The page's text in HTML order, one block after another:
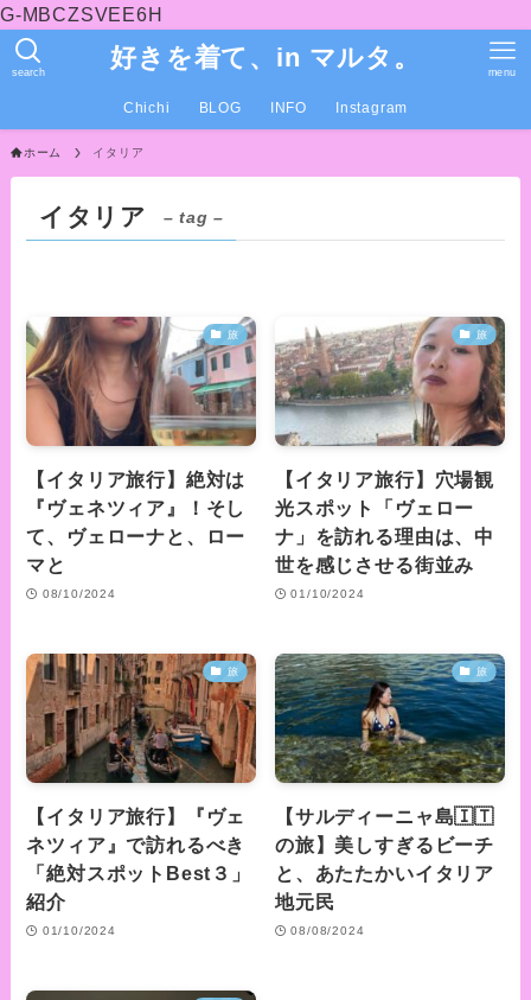
G-MBCZSVEE6H
好きを着て、in マルタ。
search menu
Chichi BLOG INFO Instagram
ホーム イタリア
イタリア – tag –
旅
【イタリア旅行】絶対は
『ヴェネツィア』！そし
て、ヴェローナと、ロー
マと
08/10/2024
旅
【イタリア旅行】穴場観
光スポット「ヴェロー
ナ」を訪れる理由は、中
世を感じさせる街並み
01/10/2024
旅
【イタリア旅行】『ヴェ
ネツィア』で訪れるべき
「絶対スポットBest３」
紹介
01/10/2024
旅
【サルディーニャ島🇮🇹
の旅】美しすぎるビーチ
と、あたたかいイタリア
地元民
08/08/2024